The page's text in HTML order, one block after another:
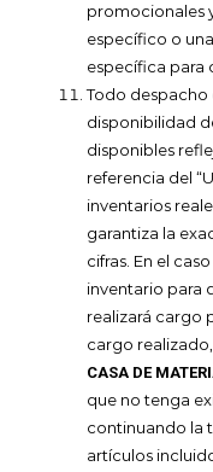
promocionales
específico o
específica para
Todo
disponibilidad
disponibles
referencia del
inventarios
garantiza la
cifras. En el
inventario para
realizará cargo
cargo
CASA DE
que no tenga
continuando la
artículos